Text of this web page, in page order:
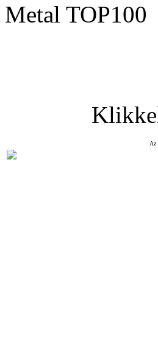
Metal TOP100
Az